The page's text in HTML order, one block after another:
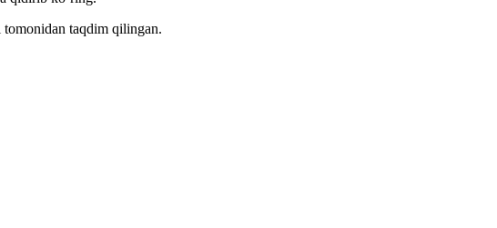
tomonidan taqdim qilingan.